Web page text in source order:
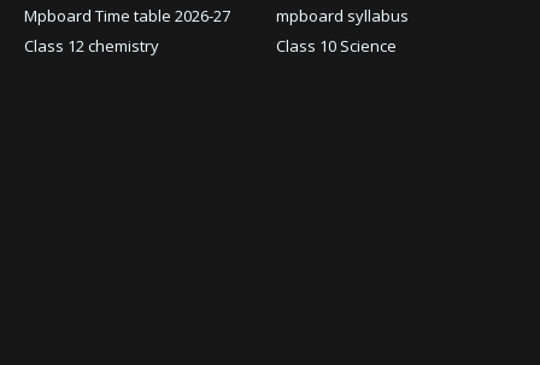
Mpboard Time table 2026-27
mpboard syllabus
Class 12 chemistry
Class 10 Science